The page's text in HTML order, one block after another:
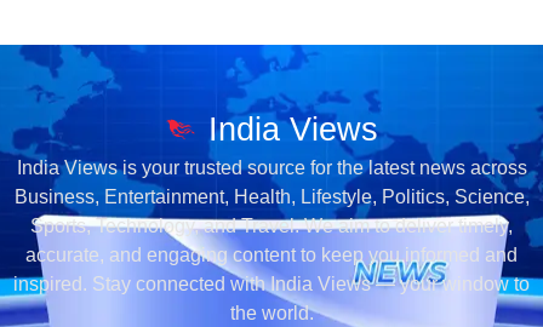
India Views
India Views is your trusted source for the latest news across
Business, Entertainment, Health, Lifestyle, Politics, Science,
Sports, Technology, and Travel. We aim to deliver timely,
accurate, and engaging content to keep you informed and
inspired. Stay connected with India Views — your window to
the world.